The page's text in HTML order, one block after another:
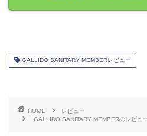
GALLIDO SANITARY MEMBERレビュー
HOME
レビュー
GALLIDO SANITARY MEMBERのレビュ